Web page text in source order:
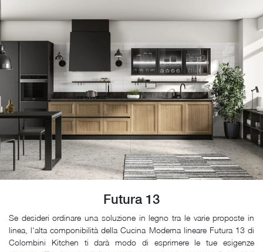
Futura 13
Se desideri ordinare una soluzione in legno tra le varie proposte in
linea, l'alta componibilità della Cucina Moderna lineare Futura 13 di
Colombini Kitchen ti darà modo di esprimere le tue esigenze